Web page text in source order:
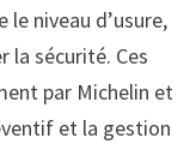
niveau d’usure,
la sécurité. Ces
par Michelin et
et la gestion